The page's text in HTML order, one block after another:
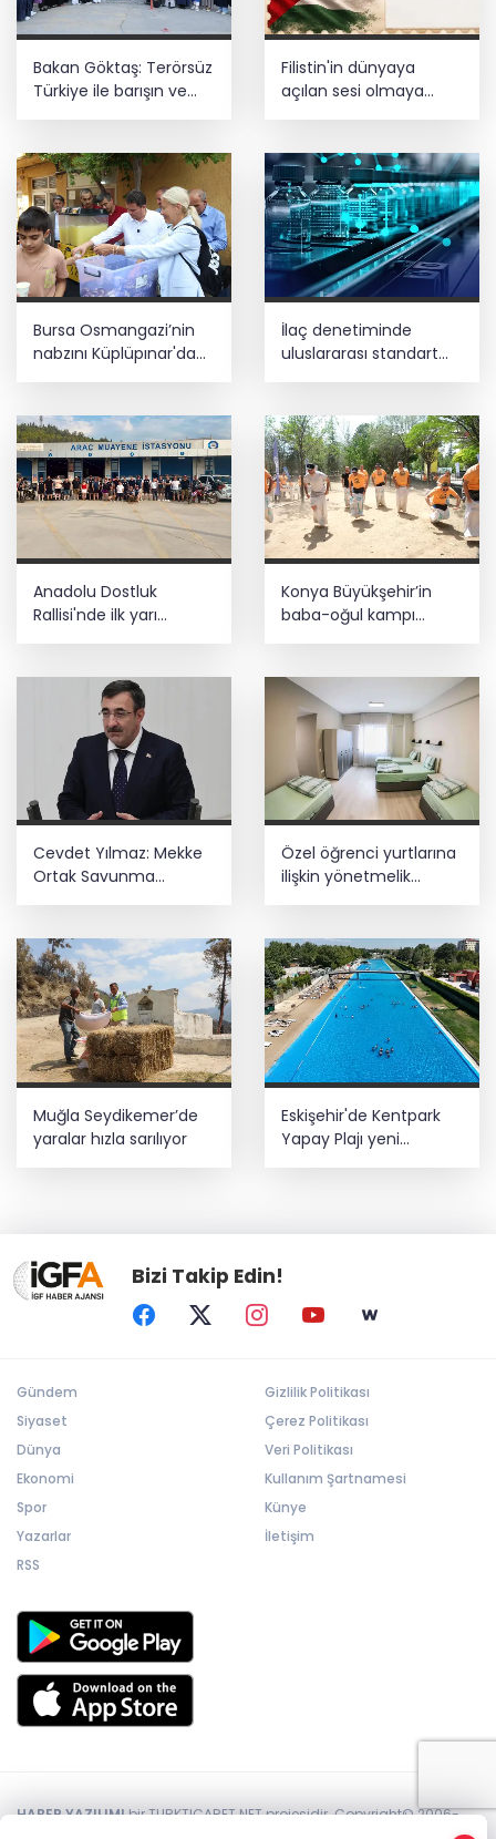
Bakan Göktaş: Terörsüz
Türkiye ile barışın ve
istikrarın güçlendiği
Filistin'in dünyaya
açılan sesi olmaya
devam edeceğiz
Bursa Osmangazi’nin
nabzını Küplüpınar'da
İlaç denetiminde
uluslararası standart
Anadolu Dostluk
Rallisi'nde ilk yarı
Konya Büyükşehir’in
baba-oğul kampı
Cevdet Yılmaz: Mekke
Ortak Savunma
Anlaşması bölgesel
sağlayacak
Özel öğrenci yurtlarına
ilişkin yönetmelik
değişikliği... Geçiş süresi
Muğla Seydikemer’de
yaralar hızla sarılıyor
Eskişehir'de Kentpark
Yapay Plajı yeni
Bizi Takip Edin!
Gündem
Siyaset
Dünya
Ekonomi
Spor
Yazarlar
RSS
Gizlilik Politikası
Çerez Politikası
Veri Politikası
Kullanım Şartnamesi
Künye
İletişim
HABER YAZILIMIbir TURKTICARET.NET projesidir. Copyright© 2006-